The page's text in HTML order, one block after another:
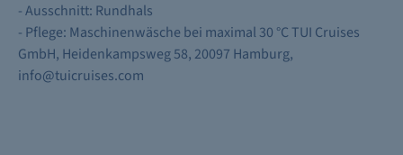
- Ausschnitt: Rundhals
- Pflege: Maschinenwäsche bei maximal 30 °C TUI Cruises
GmbH, Heidenkampsweg 58, 20097 Hamburg,
info@tuicruises.com